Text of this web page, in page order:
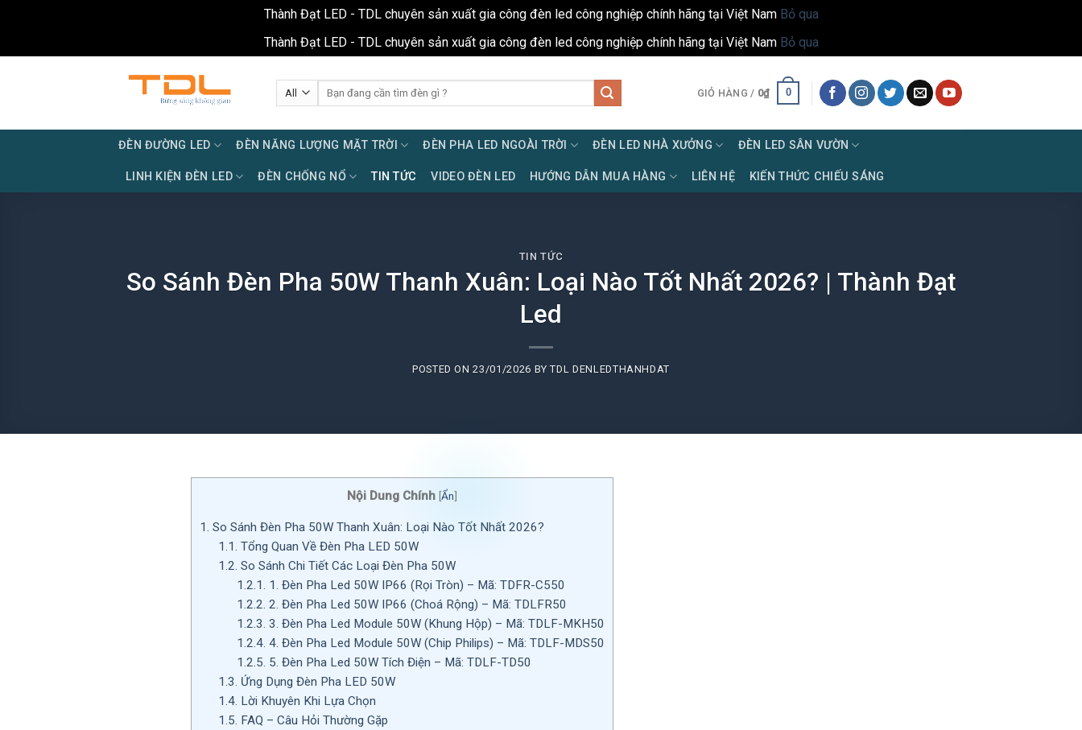
Thành Đạt LED - TDL chuyên sản xuất gia công đèn led công nghiệp chính hãng tại Việt Nam Bỏ qua
Thành Đạt LED - TDL chuyên sản xuất gia công đèn led công nghiệp chính hãng tại Việt Nam Bỏ qua
kiếm:
GIỎ HÀNG / 0₫ 0
ĐÈN ĐƯỜNG LED ĐÈN NĂNG LƯỢNG MẶT TRỜI ĐÈN PHA LED NGOÀI TRỜI ĐÈN LED NHÀ XƯỞNG ĐÈN LED SÂN VƯỜN
LINH KIỆN ĐÈN LED ĐÈN CHỐNG NỔ TIN TỨC VIDEO ĐÈN LED HƯỚNG DẪN MUA HÀNG LIÊN HỆ KIẾN THỨC CHIẾU SÁNG
TIN TỨC
So Sánh Đèn Pha 50W Thanh Xuân: Loại Nào Tốt Nhất 2026? | Thành Đạt
Led
POSTED ON23/01/2026 BYTDL DENLEDTHANHDAT
Nội Dung Chính [Ẩn]
1. So Sánh Đèn Pha 50W Thanh Xuân: Loại Nào Tốt Nhất 2026?
1.1. Tổng Quan Về Đèn Pha LED 50W
1.2. So Sánh Chi Tiết Các Loại Đèn Pha 50W
1.2.1. 1. Đèn Pha Led 50W IP66 (Rọi Tròn) – Mã: TDFR-C550
1.2.2. 2. Đèn Pha Led 50W IP66 (Choá Rộng) – Mã: TDLFR50
1.2.3. 3. Đèn Pha Led Module 50W (Khung Hộp) – Mã: TDLF-MKH50
1.2.4. 4. Đèn Pha Led Module 50W (Chip Philips) – Mã: TDLF-MDS50
1.2.5. 5. Đèn Pha Led 50W Tích Điện – Mã: TDLF-TD50
1.3. Ứng Dụng Đèn Pha LED 50W
1.4. Lời Khuyên Khi Lựa Chọn
1.5. FAQ – Câu Hỏi Thường Gặp